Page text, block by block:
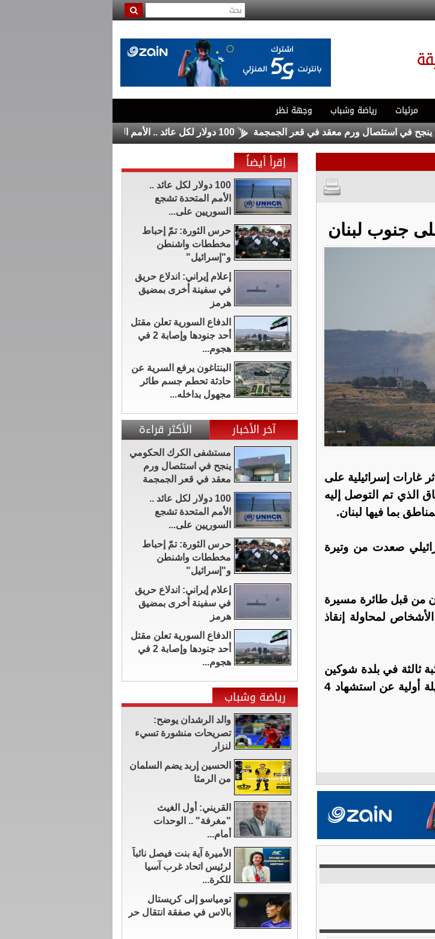
مرئيات رياضة وشباب وجهة نظر
استئصال ورم معقد في قعر الجمجمة 100 دولار لكل عائد .. الأمم المتحدة تشجع السوريين على العودة من لبنان
جنوب لبنان
إثر غارات إسرائيلية على
الذي تم التوصل إليه
بما فيها لبنان.
صعدت من وتيرة
من قبل طائرة مسيرة
لمحاولة إنقاذ
ثالثة في بلدة شوكين
ليرتفع مجموع الاعتداءات إلى 3 مما أسفر وفق حصيلة أولية عن استشهاد 4
إقرأ أيضاً
100 دولار لكل عائد ..
الأمم المتحدة تشجع
السوريين على...
حرس الثورة: تمّ إحباط
مخططات واشنطن
و"إسرائيل"
إعلام إيراني: اندلاع حريق
في سفينة أخرى بمضيق
هرمز
الدفاع السورية تعلن مقتل
أحد جنودها وإصابة 2 في
هجوم...
البنتاغون يرفع السرية عن
حادثة تحطم جسم طائر
مجهول بداخله...
آخر الأخبار الأكثر قراءة
مستشفى الكرك الحكومي
ينجح في استئصال ورم
معقد في قعر الجمجمة
100 دولار لكل عائد ..
الأمم المتحدة تشجع
السوريين على...
حرس الثورة: تمّ إحباط
مخططات واشنطن
و"إسرائيل"
إعلام إيراني: اندلاع حريق
في سفينة أخرى بمضيق
هرمز
الدفاع السورية تعلن مقتل
أحد جنودها وإصابة 2 في
هجوم...
رياضة وشباب
والد الرشدان يوضح:
تصريحات منشورة تسيء
لنزار
الحسين إربد يضم السلمان
من الرمثا
القريني: أول الغيث
"مغرفة" .. الوحدات
أمام...
الأميرة آية بنت فيصل نائباً
لرئيس اتحاد غرب آسيا
للكرة...
تومياسو إلى كريستال
بالاس في صفقة انتقال حر